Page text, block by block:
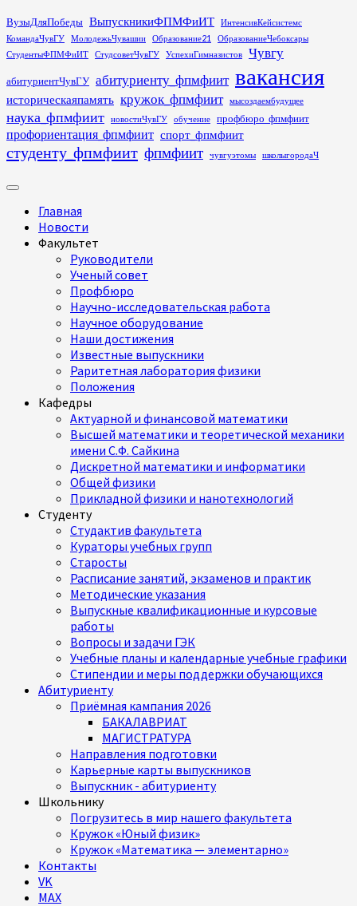
Перейти
к
содержимому
ВузыДляПобеды ВыпускникиФПМФиИТ
ИнтенсивКейсистемс
КомандаЧувГУ
МолодежьЧувашии Образование21
ОбразованиеЧебоксары
СтудентыФПМФиИТ
СтудсоветЧувГУ УспехиГимназистов Чувгу
абитуриентЧувГУ абитуриенту_фпмфиит вакансия
историческаяпамять кружок_фпмфиит мысоздаембудущее
наука_фпмфиит новостиЧувГУ обучение профбюро_фпмфиит
профориентация_фпмфиит спорт_фпмфиит
студенту_фпмфиит фпмфиит чувгуэтомы школыгородаЧ
Основное
Главная
Новости
Факультет
Руководители
Ученый совет
Профбюро
Научно-исследовательская работа
Научное оборудование
Наши достижения
Известные выпускники
Раритетная лаборатория физики
Положения
Кафедры
Актуарной и финансовой математики
Высшей математики и теоретической механики
имени С.Ф. Сайкина
Дискретной математики и информатики
Общей физики
Прикладной физики и нанотехнологий
Студенту
Студактив факультета
Кураторы учебных групп
Старосты
Расписание занятий, экзаменов и практик
Методические указания
Выпускные квалификационные и курсовые
работы
Вопросы и задачи ГЭК
Учебные планы и календарные учебные графики
Стипендии и меры поддержки обучающихся
Абитуриенту
Приёмная кампания 2026
БАКАЛАВРИАТ
МАГИСТРАТУРА
Направления подготовки
Карьерные карты выпускников
Выпускник - абитуриенту
Школьнику
Погрузитесь в мир нашего факультета
Кружок «Юный физик»
Кружок «Математика — элементарно»
Контакты
VK
MAX